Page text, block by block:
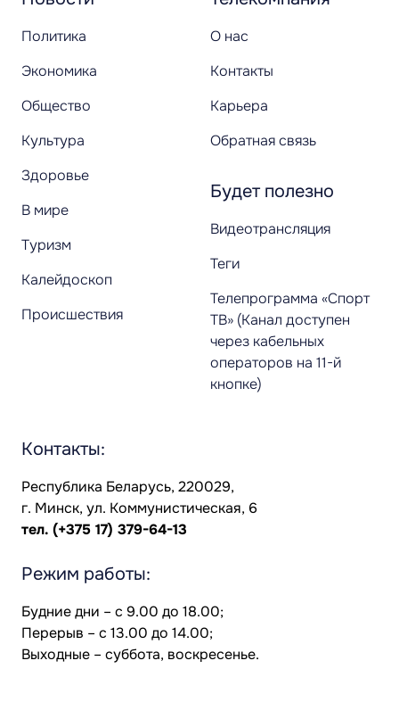
Политика
Экономика
Общество
Культура
Здоровье
В мире
Туризм
Калейдоскоп
Происшествия
О нас
Контакты
Карьера
Обратная связь
Будет полезно
Видеотрансляция
Теги
Телепрограмма «Спорт
ТВ» (Канал доступен
через кабельных
операторов на 11-й
кнопке)
Контакты:
Республика Беларусь, 220029,
г. Минск, ул. Коммунистическая, 6
тел. (+375 17) 379-64-13
Режим работы:
Будние дни – с 9.00 до 18.00;
Перерыв – с 13.00 до 14.00;
Выходные – суббота, воскресенье.